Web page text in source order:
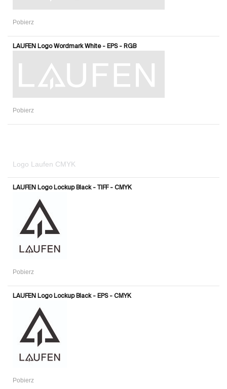
Pobierz
LAUFEN Logo Wordmark White - EPS - RGB
Pobierz
Logo Laufen CMYK
LAUFEN Logo Lockup Black - TIFF - CMYK
Pobierz
LAUFEN Logo Lockup Black - EPS - CMYK
Pobierz